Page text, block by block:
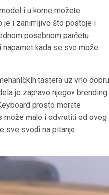
i u kome možete
je i zanimljivo što postoje i
posebnom parčetu
kada se sve može
tastera uz vrlo dobru
je zapravo njegov brending
prosto morate
može malo i odvratiti od ovog
sve svodi na pitanje